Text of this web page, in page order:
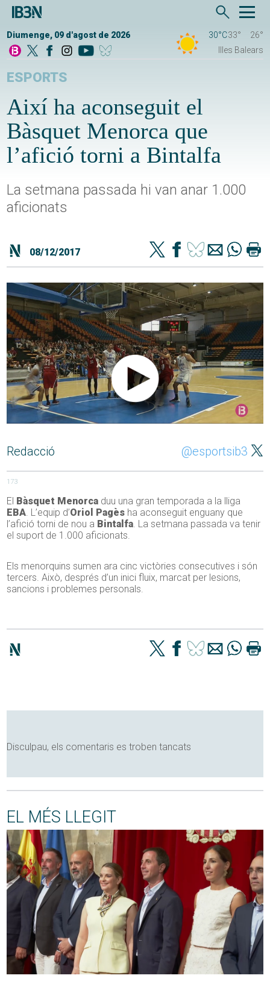
Diumenge, 09 d'agost de 2026 30°C33°
26°
Illes Balears
ESPORTS
Així ha aconseguit el
Bàsquet Menorca que
l’afició torni a Bintalfa
La setmana passada hi van anar 1.000
aficionats
08/12/2017
Redacció @esportsib3
173
El Bàsquet Menorca duu una gran temporada a la lliga
EBA. L’equip d’Oriol Pagès ha aconseguit enguany que
l’afició torni de nou a Bintalfa. La setmana passada va tenir
el suport de 1.000 aficionats.
Els menorquins sumen ara cinc victòries consecutives i són
tercers. Això, després d’un inici fluix, marcat per lesions,
sancions i problemes personals.
Disculpau, els comentaris es troben tancats
EL MÉS LLEGIT